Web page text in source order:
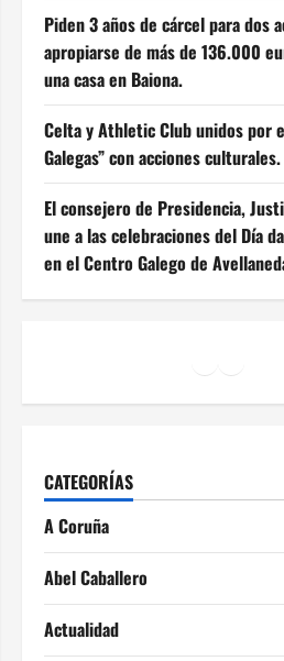
Piden 3 años de cárcel para dos
apropiarse de más de 136.000
una casa en Baiona.
Celta y Athletic Club unidos por
Galegas” con acciones culturales.
El consejero de Presidencia,
une a las celebraciones del Día
en el Centro Galego de
CATEGORÍAS
A Coruña
Abel Caballero
Actualidad